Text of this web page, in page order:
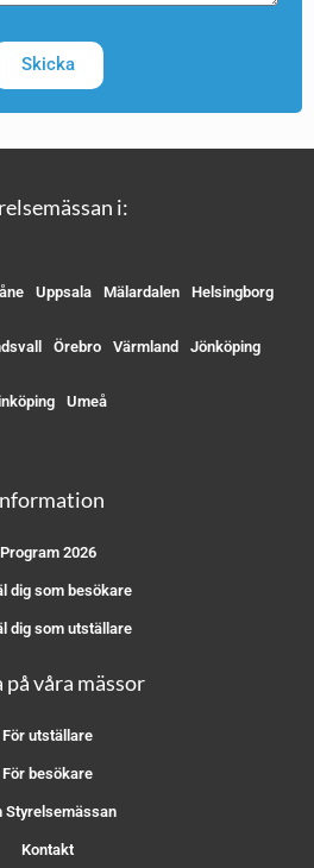
Skicka
i:
Uppsala Mälardalen Helsingborg
Örebro Värmland Jönköping
Umeå
Program 2026
dig som besökare
dig som utställare
våra mässor
För utställare
För besökare
Styrelsemässan
Kontakt